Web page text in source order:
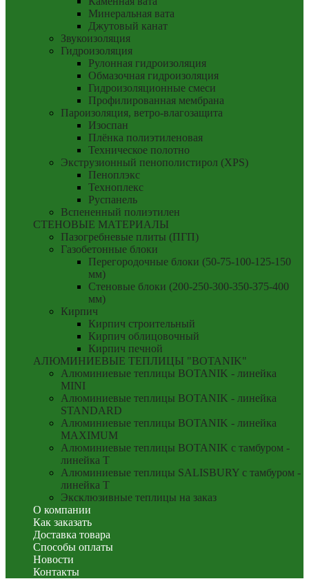
Минеральная вата
Джутовый канат
Звукоизоляция
Гидроизоляция
Рулонная гидроизоляция
Обмазочная гидроизоляция
Гидроизоляционные смеси
Профилированная мембрана
Пароизоляция, ветро-влагозащита
Изоспан
Плёнка полиэтиленовая
Техническое полотно
Экструзионный пенополистирол (XPS)
Пеноплэкс
Техноплекс
Руспанель
Вспененный полиэтилен
СТЕНОВЫЕ МАТЕРИАЛЫ
Пазогребневые плиты (ПГП)
Газобетонные блоки
Перегородочные блоки (50-75-100-125-150
мм)
Стеновые блоки (200-250-300-350-375-400
мм)
Кирпич
Кирпич строительный
Кирпич облицовочный
Кирпич печной
АЛЮМИНИЕВЫЕ ТЕПЛИЦЫ "BOTANIK"
Алюминиевые теплицы BOTANIK - линейка
MINI
Алюминиевые теплицы BOTANIK - линейка
STANDARD
Алюминиевые теплицы BOTANIK - линейка
MAXIMUM
Алюминиевые теплицы BOTANIK с тамбуром -
линейка T
Алюминиевые теплицы SALISBURY с тамбуром -
линейка T
Эксклюзивные теплицы на заказ
О компании
Как заказать
Доставка товара
Способы оплаты
Новости
Контакты